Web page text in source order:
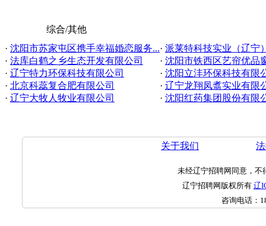
综合/其他
· 沈阳市苏家屯区携手幸福婚恋服务...· 派莱特科技实业（辽宁
· 法库白鹤之乡生态开发有限公司 · 沈阳市铁西区艺帘优品
· 辽宁特力环保科技有限公司 · 沈阳立沣环保科技有限
· 北京科蕊复合肥有限公司 · 辽宁龙翔凤翥实业有限
· 辽宁大牧人牧业有限公司 · 沈阳红药集团股份有限
关于我们
未经辽宁招聘网同意，不
辽宁招聘网版权所有 辽
咨询电话：